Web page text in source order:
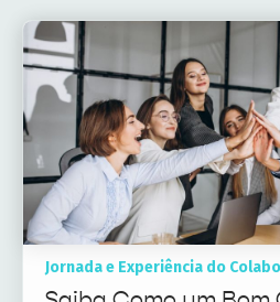
Jornada e Experiência do